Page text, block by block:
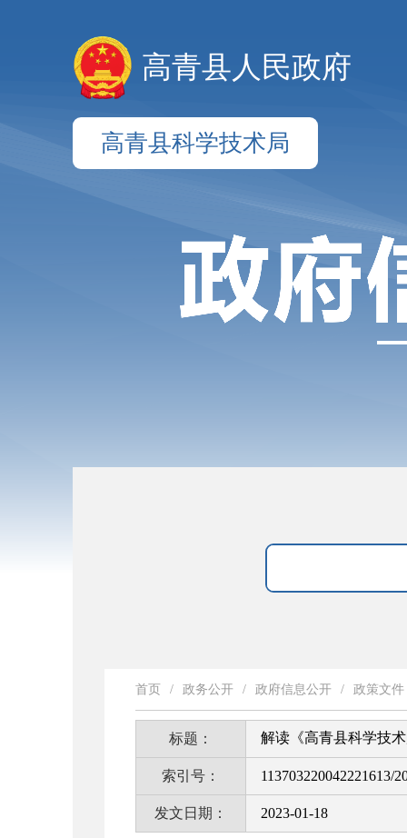
高青县人民政府
高青县科学技术局
首页 / 政务公开 / 政府信息公开 / 政策文件
标题： 解读《高青县科学技
索引号： 113703220042221613/
发文日期： 2023-01-18